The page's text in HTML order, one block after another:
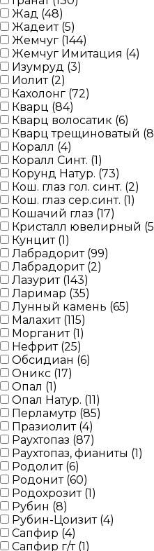
Жад (48)
Жадеит (5)
Жемчуг (144)
Жемчуг Имитация (4)
Изумруд (3)
Иолит (2)
Кахолонг (72)
Кварц (84)
Кварц волосатик (6)
Кварц трещиноватый (8
Коралл (4)
Коралл Синт. (1)
Корунд Натур. (73)
Кош. глаз гол. синт. (2)
Кош. глаз сер.синт. (1)
Кошачий глаз (17)
Кристалл ювелирный (5
Кунцит (1)
Лабрадорит (99)
Лабрадорит (2)
Лазурит (143)
Ларимар (35)
Лунный камень (65)
Малахит (115)
Морганит (1)
Нефрит (25)
Обсидиан (6)
Оникс (17)
Опал (1)
Опал Натур. (11)
Перламутр (85)
Празиолит (4)
Раухтопаз (87)
Раухтопаз, фианиты (1)
Родолит (6)
Родонит (60)
Родохрозит (1)
Рубин (8)
Рубин-Цоизит (4)
Сапфир (4)
Сапфир г/т (1)